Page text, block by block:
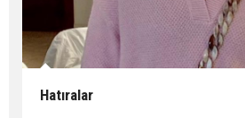
Hatıralar